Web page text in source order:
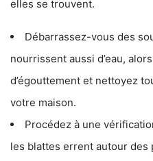
elles se trouvent.
Débarrassez-vous des
nourrissent aussi d’eau,
d’égouttement et nettoyez
votre maison.
Procédez à une
les blattes errent autour des